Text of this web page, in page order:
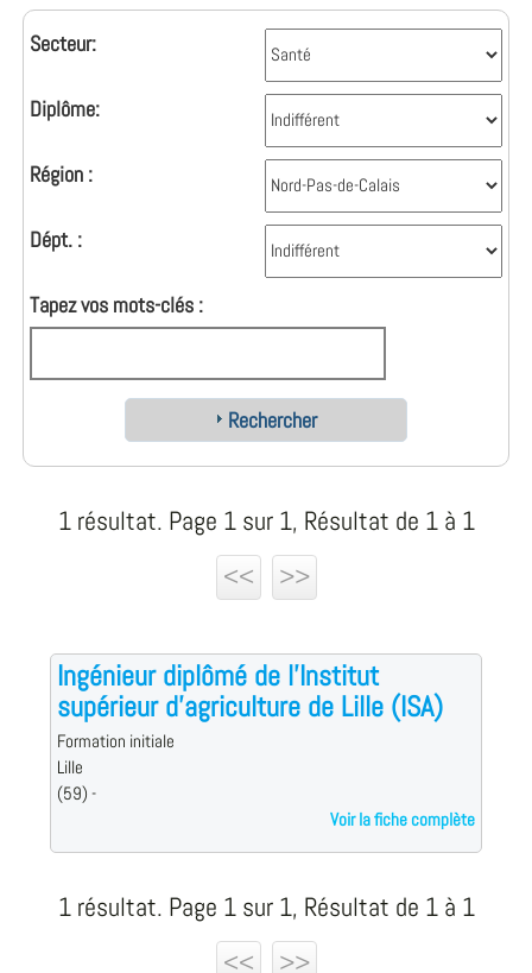
Secteur:
Diplôme:
Région :
Dépt. :
Tapez vos mots-clés :
Rechercher
1 résultat. Page 1 sur 1, Résultat de 1 à 1
<<
>>
Ingénieur diplômé de l'Institut
supérieur d'agriculture de Lille (ISA)
Formation initiale
Lille
(59) -
Voir la fiche complète
1 résultat. Page 1 sur 1, Résultat de 1 à 1
<<
>>